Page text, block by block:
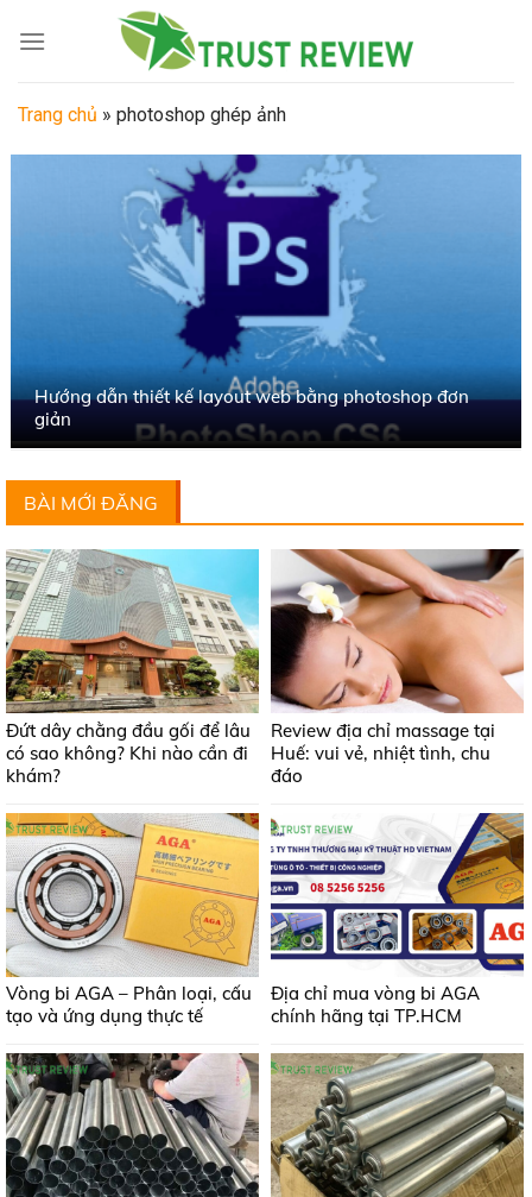
Trang chủ » photoshop ghép ảnh
Hướng dẫn thiết kế layout web bằng photoshop đơn
giản
BÀI MỚI ĐĂNG
Đứt dây chằng đầu gối để lâu
có sao không? Khi nào cần đi
khám?
Review địa chỉ massage tại
Huế: vui vẻ, nhiệt tình, chu
đáo
Vòng bi AGA – Phân loại, cấu
tạo và ứng dụng thực tế
Địa chỉ mua vòng bi AGA
chính hãng tại TP.HCM